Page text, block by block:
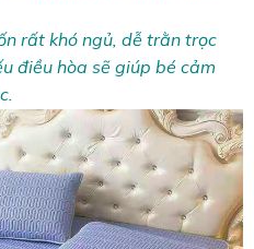
rất khó ngủ, dễ trằn trọc
điều hòa sẽ giúp bé cảm